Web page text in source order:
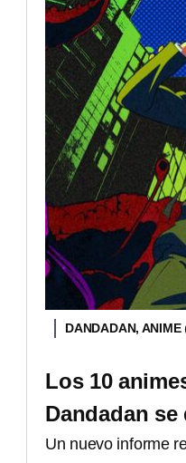
DANDADAN, ANIME
Los 10
Dandadan
Un nuevo informe